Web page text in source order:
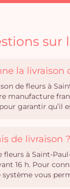
la livraison
de fleurs à
manufacture
garantir qu’il
de livraison ?
fleurs à Saint-
16 h. Pour
vous